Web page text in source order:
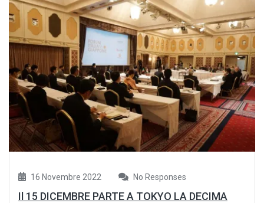
16 Novembre 2022 No Responses
Il 15 DICEMBRE PARTE A TOKYO LA DECIMA